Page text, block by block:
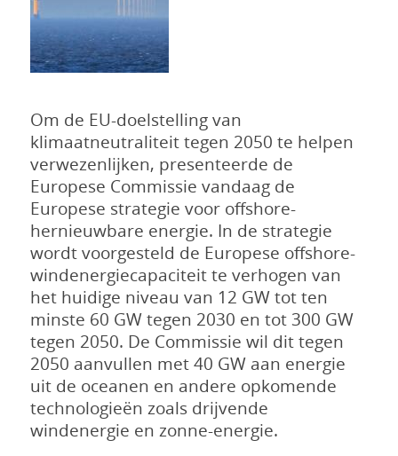
Om de EU-doelstelling van
klimaatneutraliteit tegen 2050 te helpen
verwezenlijken, presenteerde de
Europese Commissie vandaag de
Europese strategie voor offshore-
hernieuwbare energie. In de strategie
wordt voorgesteld de Europese offshore-
windenergiecapaciteit te verhogen van
het huidige niveau van 12 GW tot ten
minste 60 GW tegen 2030 en tot 300 GW
tegen 2050. De Commissie wil dit tegen
2050 aanvullen met 40 GW aan energie
uit de oceanen en andere opkomende
technologieën zoals drijvende
windenergie en zonne-energie.